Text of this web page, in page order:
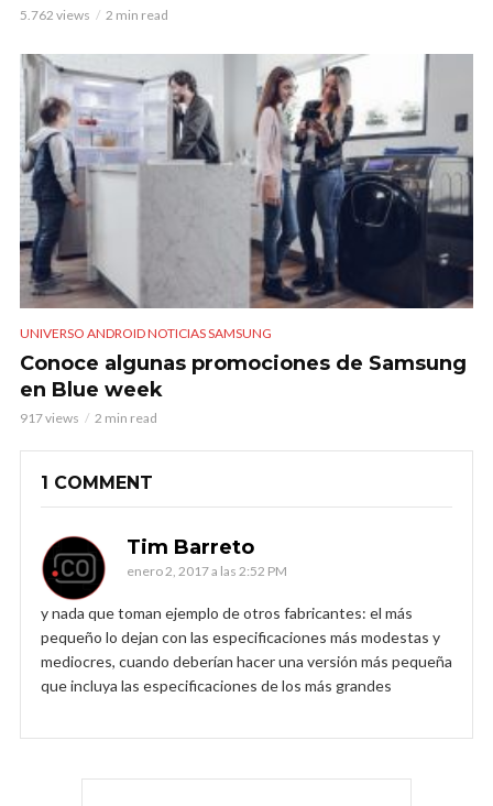
5.762 views 2 min read
UNIVERSO ANDROID NOTICIAS SAMSUNG
Conoce algunas promociones de Samsung
en Blue week
917 views 2 min read
1 COMMENT
Tim Barreto
enero 2, 2017 a las 2:52 PM
y nada que toman ejemplo de otros fabricantes: el más
pequeño lo dejan con las especificaciones más modestas y
mediocres, cuando deberían hacer una versión más pequeña
que incluya las especificaciones de los más grandes